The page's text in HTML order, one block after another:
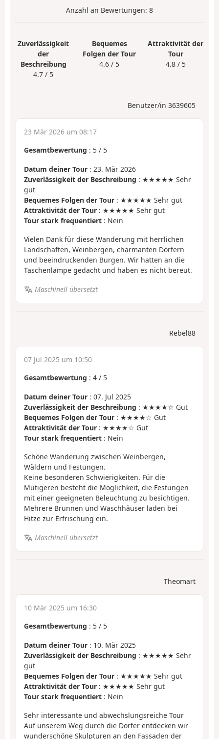
Anzahl an Bewertungen: 8
Zuverlässigkeit
der
Beschreibung
4.7 / 5
Bequemes
Folgen der Tour
4.6 / 5
Attraktivität der
Tour
4.8 / 5
Benutzer/in 3639605
23 Mär 2026 um 08:17
Gesamtbewertung : 5 / 5
Datum deiner Tour : 23. Mär 2026
Zuverlässigkeit der Beschreibung : ★★★★★ Sehr
gut
Bequemes Folgen der Tour : ★★★★★ Sehr gut
Attraktivität der Tour : ★★★★★ Sehr gut
Tour stark frequentiert : Nein
Vielen Dank für diese Wanderung mit herrlichen
Landschaften, Weinbergen, charmanten Dörfern
und beeindruckenden Burgen. Wir hatten an die
Taschenlampe gedacht und haben es nicht bereut.
Maschinell übersetzt
Rebel88
07 Jul 2025 um 10:50
Gesamtbewertung : 4 / 5
Datum deiner Tour : 07. Jul 2025
Zuverlässigkeit der Beschreibung : ★★★★☆ Gut
Bequemes Folgen der Tour : ★★★★☆ Gut
Attraktivität der Tour : ★★★★☆ Gut
Tour stark frequentiert : Nein
Schöne Wanderung zwischen Weinbergen,
Wäldern und Festungen.
Keine besonderen Schwierigkeiten. Für die
Mutigeren besteht die Möglichkeit, die Festungen
mit einer geeigneten Beleuchtung zu besichtigen.
Mehrere Brunnen und Waschhäuser laden bei
Hitze zur Erfrischung ein.
Maschinell übersetzt
Theomart
10 Mär 2025 um 16:30
Gesamtbewertung : 5 / 5
Datum deiner Tour : 10. Mär 2025
Zuverlässigkeit der Beschreibung : ★★★★★ Sehr
gut
Bequemes Folgen der Tour : ★★★★★ Sehr gut
Attraktivität der Tour : ★★★★★ Sehr gut
Tour stark frequentiert : Nein
Sehr interessante und abwechslungsreiche Tour
Auf unserem Weg durch die Dörfer entdecken wir
wunderschöne Skulpturen an den Fassaden der